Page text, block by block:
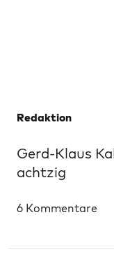
Redaktion
Gerd-Klaus
achtzig
6 Kommentare